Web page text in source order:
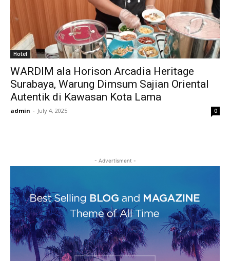
Hotel
WARDIM ala Horison Arcadia Heritage
Surabaya, Warung Dimsum Sajian Oriental
Autentik di Kawasan Kota Lama
admin - July 4, 2025 0
- Advertisment -